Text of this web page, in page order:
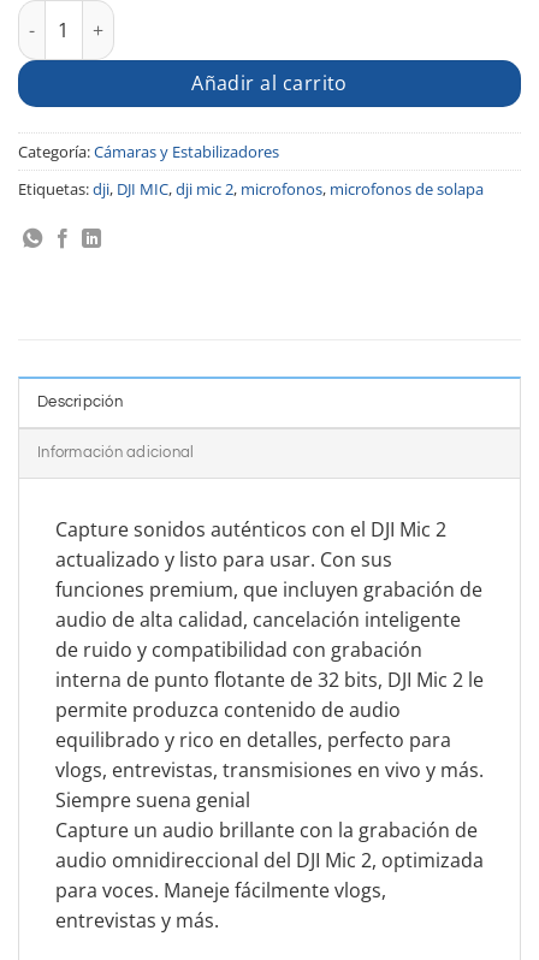
DJI Mic 2 cantidad
Añadir al carrito
Categoría:Cámaras y Estabilizadores
Etiquetas:dji, DJI MIC,dji mic 2, microfonos, microfonos de solapa
Descripción
Información adicional
Capture sonidos auténticos con el DJI Mic 2
actualizado y listo para usar. Con sus
funciones premium, que incluyen grabación de
audio de alta calidad, cancelación inteligente
de ruido y compatibilidad con grabación
interna de punto flotante de 32 bits, DJI Mic 2 le
permite produzca contenido de audio
equilibrado y rico en detalles, perfecto para
vlogs, entrevistas, transmisiones en vivo y más.
Siempre suena genial
Capture un audio brillante con la grabación de
audio omnidireccional del DJI Mic 2, optimizada
para voces. Maneje fácilmente vlogs,
entrevistas y más.